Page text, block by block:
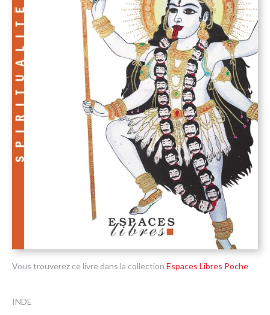
Vous trouverez ce livre dans la collection Espaces Libres Poche
INDE